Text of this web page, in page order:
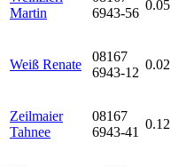
Martin
6943-56
0.05
Weiß Renate
08167
6943-12
0.02
Zeilmaier
Tahnee
08167
6943-41
0.12